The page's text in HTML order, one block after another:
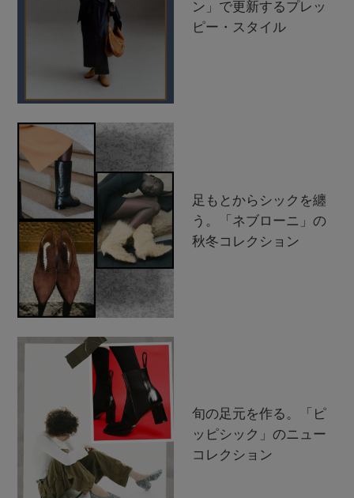
ン」で更新するプレッ
ピー・スタイル
足もとからシックを纏
う。「ネブローニ」の
秋冬コレクション
旬の足元を作る。「ピ
ッピシック」のニュー
コレクション